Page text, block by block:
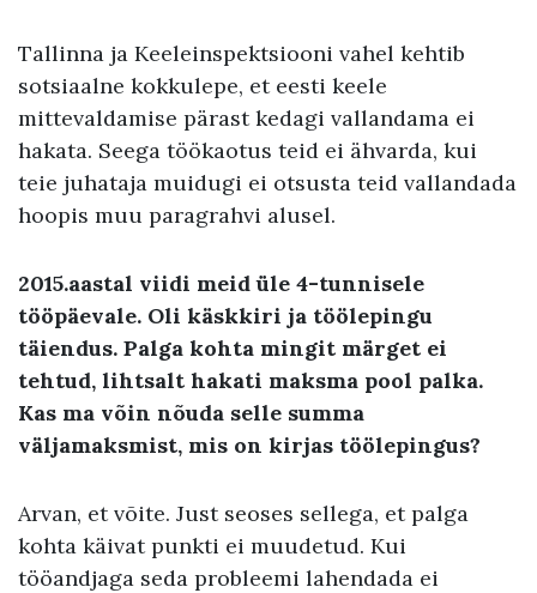
Tallinna ja Keeleinspektsiooni vahel kehtib
sotsiaalne kokkulepe, et eesti keele
mittevaldamise pärast kedagi vallandama ei
hakata. Seega töökaotus teid ei ähvarda, kui
teie juhataja muidugi ei otsusta teid vallandada
hoopis muu paragrahvi alusel.
2015.aastal viidi meid üle 4-tunnisele
tööpäevale. Oli käskkiri ja töölepingu
täiendus. Palga kohta mingit märget ei
tehtud, lihtsalt hakati maksma pool palka.
Kas ma võin nõuda selle summa
väljamaksmist, mis on kirjas töölepingus?
Arvan, et võite. Just seoses sellega, et palga
kohta käivat punkti ei muudetud. Kui
tööandjaga seda probleemi lahendada ei